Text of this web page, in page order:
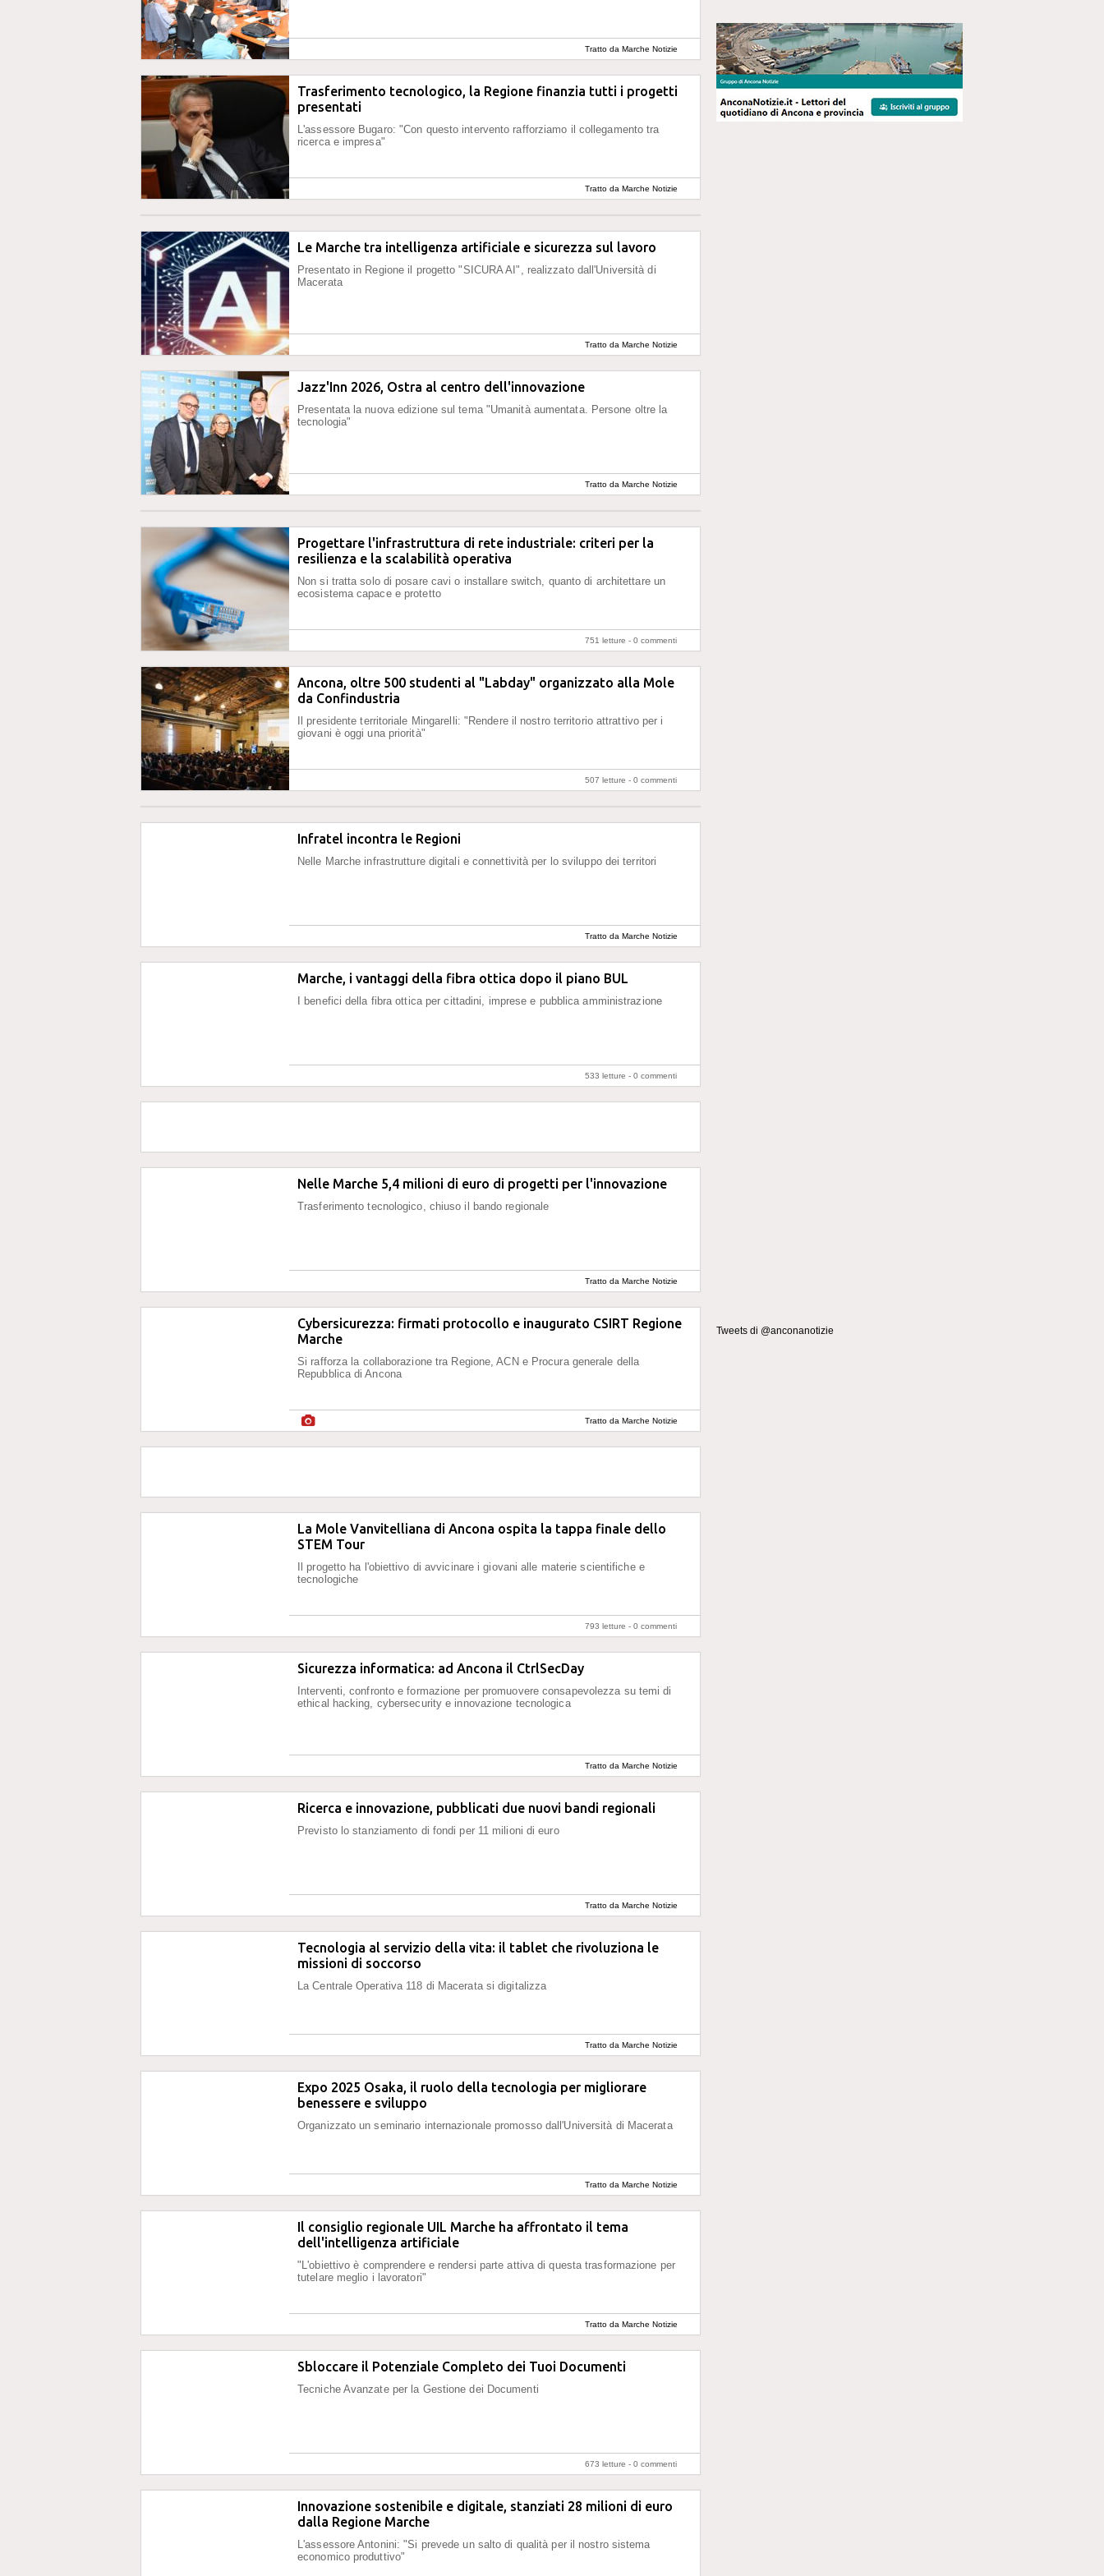
Tratto da Marche Notizie
Trasferimento tecnologico, la Regione finanzia tutti i progetti
presentati
L'assessore Bugaro: "Con questo intervento rafforziamo il collegamento tra
ricerca e impresa"
Tratto da Marche Notizie
Le Marche tra intelligenza artificiale e sicurezza sul lavoro
Presentato in Regione il progetto "SICURA AI", realizzato dall'Università di
Macerata
Tratto da Marche Notizie
Jazz'Inn 2026, Ostra al centro dell'innovazione
Presentata la nuova edizione sul tema "Umanità aumentata. Persone oltre la
tecnologia"
Tratto da Marche Notizie
Progettare l'infrastruttura di rete industriale: criteri per la
resilienza e la scalabilità operativa
Non si tratta solo di posare cavi o installare switch, quanto di architettare un
ecosistema capace e protetto
751 letture - 0 commenti
Ancona, oltre 500 studenti al "Labday" organizzato alla Mole
da Confindustria
Il presidente territoriale Mingarelli: "Rendere il nostro territorio attrattivo per i
giovani è oggi una priorità"
507 letture - 0 commenti
Infratel incontra le Regioni
Nelle Marche infrastrutture digitali e connettività per lo sviluppo dei territori
Tratto da Marche Notizie
Marche, i vantaggi della fibra ottica dopo il piano BUL
I benefici della fibra ottica per cittadini, imprese e pubblica amministrazione
533 letture - 0 commenti
Nelle Marche 5,4 milioni di euro di progetti per l'innovazione
Trasferimento tecnologico, chiuso il bando regionale
Tratto da Marche Notizie
Cybersicurezza: firmati protocollo e inaugurato CSIRT Regione
Marche
Si rafforza la collaborazione tra Regione, ACN e Procura generale della
Repubblica di Ancona
Tratto da Marche Notizie
La Mole Vanvitelliana di Ancona ospita la tappa finale dello
STEM Tour
Il progetto ha l'obiettivo di avvicinare i giovani alle materie scientifiche e
tecnologiche
793 letture - 0 commenti
Sicurezza informatica: ad Ancona il CtrlSecDay
Interventi, confronto e formazione per promuovere consapevolezza su temi di
ethical hacking, cybersecurity e innovazione tecnologica
Tratto da Marche Notizie
Ricerca e innovazione, pubblicati due nuovi bandi regionali
Previsto lo stanziamento di fondi per 11 milioni di euro
Tratto da Marche Notizie
Tecnologia al servizio della vita: il tablet che rivoluziona le
missioni di soccorso
La Centrale Operativa 118 di Macerata si digitalizza
Tratto da Marche Notizie
Expo 2025 Osaka, il ruolo della tecnologia per migliorare
benessere e sviluppo
Organizzato un seminario internazionale promosso dall'Università di Macerata
Tratto da Marche Notizie
Il consiglio regionale UIL Marche ha affrontato il tema
dell'intelligenza artificiale
"L'obiettivo è comprendere e rendersi parte attiva di questa trasformazione per
tutelare meglio i lavoratori"
Tratto da Marche Notizie
Sbloccare il Potenziale Completo dei Tuoi Documenti
Tecniche Avanzate per la Gestione dei Documenti
673 letture - 0 commenti
Innovazione sostenibile e digitale, stanziati 28 milioni di euro
dalla Regione Marche
L'assessore Antonini: "Si prevede un salto di qualità per il nostro sistema
economico produttivo"
Tweets di @anconanotizie